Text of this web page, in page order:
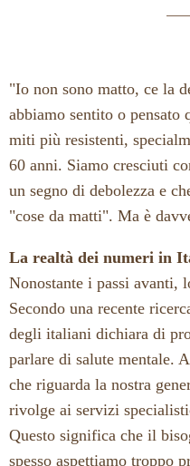
"Io non sono matto, ce la
abbiamo sentito o pensato
miti più resistenti,
60 anni. Siamo cresciuti
un segno di debolezza e
"cose da matti". Ma è
La realtà dei numeri in
Nonostante i passi avanti,
Secondo una recente
degli italiani dichiara di
parlare di salute mentale.
che riguarda la nostra
rivolge ai servizi
Questo significa che il
spesso aspettiamo troppo